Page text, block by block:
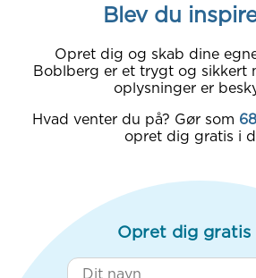
Blev du
Opret dig og skab dine
Boblberg er et trygt og sikkert
oplysninger er
Hvad venter du på? Gør som
opret dig gratis i
Opret dig gratis